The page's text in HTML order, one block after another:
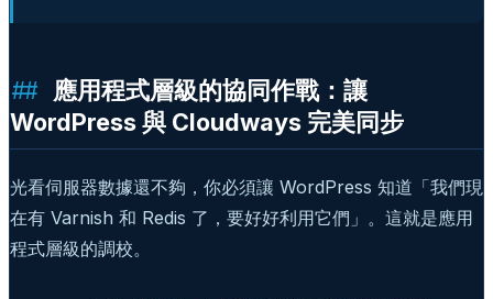
應用程式層級的協同作戰：讓
WordPress 與 Cloudways 完美同步
光看伺服器數據還不夠，你必須讓 WordPress 知道「我們現
在有 Varnish 和 Redis 了，要好好利用它們」。這就是應用
程式層級的調校。